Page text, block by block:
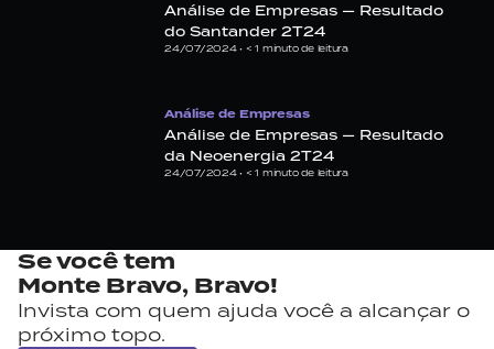
Análise de Empresas — Resultado
do Santander 2T24
24/07/2024 • < 1 minuto de leitura
Análise de Empresas
Análise de Empresas — Resultado
da Neoenergia 2T24
24/07/2024 • < 1 minuto de leitura
Se você tem
Monte Bravo, Bravo!
Invista com quem ajuda você a alcançar o
próximo topo.